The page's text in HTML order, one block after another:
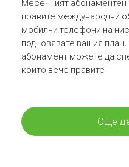
Месечният абонаментен
правите международни
мобилни телефони на
подновявате вашия
абонамент можете да
които вече правите
Още